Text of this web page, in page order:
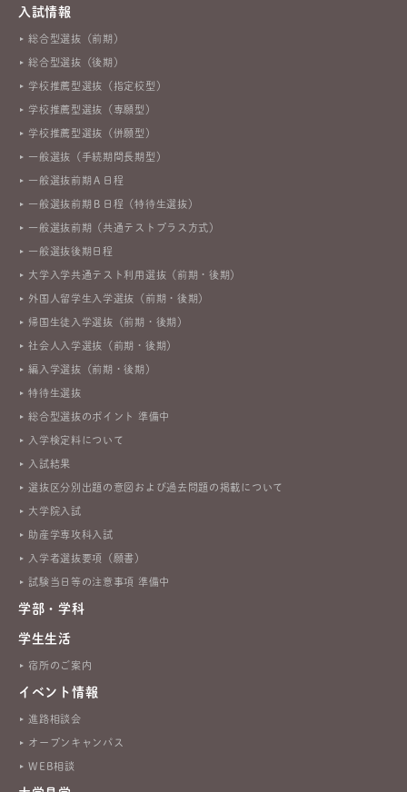
入試情報
総合型選抜（前期）
総合型選抜（後期）
学校推薦型選抜（指定校型）
学校推薦型選抜（専願型）
学校推薦型選抜（併願型）
一般選抜（手続期間長期型）
一般選抜前期Ａ日程
一般選抜前期Ｂ日程（特待生選抜）
一般選抜前期（共通テストプラス方式）
一般選抜後期日程
大学入学共通テスト利用選抜（前期・後期）
外国人留学生入学選抜（前期・後期）
帰国生徒入学選抜（前期・後期）
社会人入学選抜（前期・後期）
編入学選抜（前期・後期）
特待生選抜
総合型選抜のポイント 準備中
入学検定料について
入試結果
選抜区分別出題の意図および過去問題の掲載について
大学院入試
助産学専攻科入試
入学者選抜要項（願書）
試験当日等の注意事項 準備中
学部・学科
学生生活
宿所のご案内
イベント情報
進路相談会
オープンキャンパス
WEB相談